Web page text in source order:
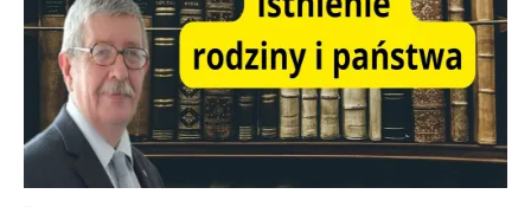
Bezobsługowe muzeum objawień w Alpach